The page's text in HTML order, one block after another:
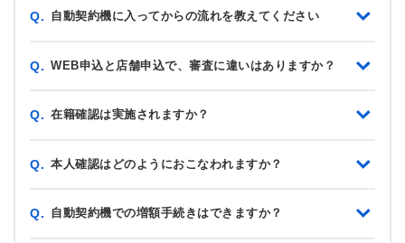
Q. 自動契約機に入ってからの流れを教えてください
Q. WEB申込と店舗申込で、審査に違いはありますか？
Q. 在籍確認は実施されますか？
Q. 本人確認はどのようにおこなわれますか？
Q. 自動契約機での増額手続きはできますか？